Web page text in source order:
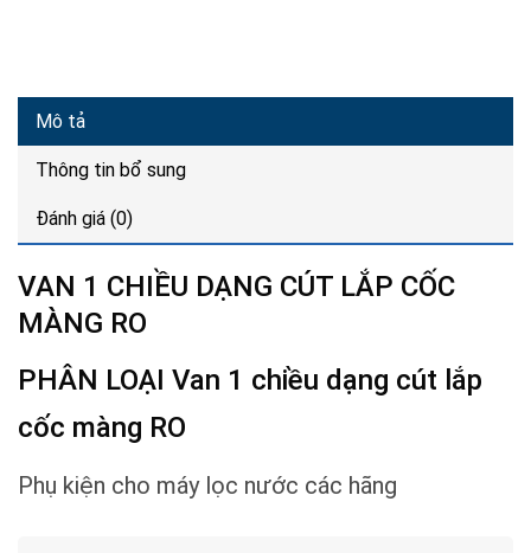
Mô tả
Thông tin bổ sung
Đánh giá (0)
VAN 1 CHIỀU DẠNG CÚT LẮP CỐC
MÀNG RO
PHÂN LOẠI Van 1 chiều dạng cút lắp
cốc màng RO
Phụ kiện cho máy lọc nước các hãng